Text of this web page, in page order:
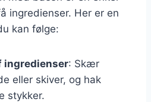
ingredienser. Her er en
kan følge:
ingredienser: Skær
eller skiver, og hak
stykker.